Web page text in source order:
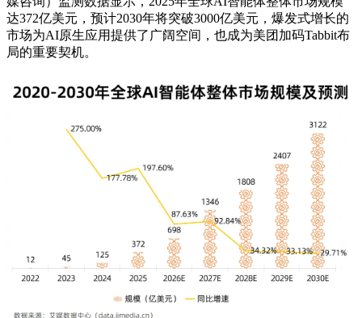
达372亿美元，预计2030年将突破3000亿美元，爆发式增长的
市场为AI原生应用提供了广阔空间，也成为美团加码Tabbit布
局的重要契机。